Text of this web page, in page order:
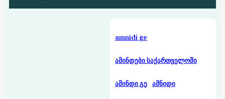
amnidi ge
ამინდები საქართველოში
ამინდი გე ამნიდი